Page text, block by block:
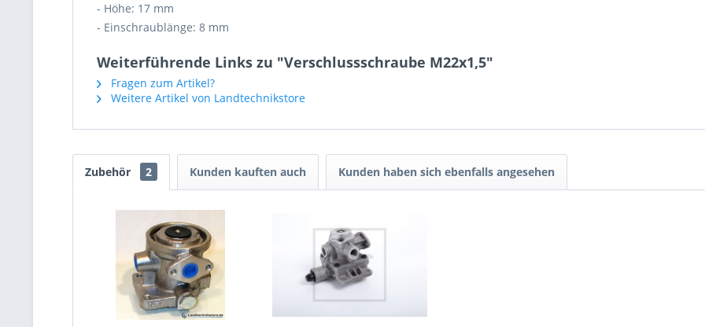
- Höhe: 17 mm
- Einschraublänge: 8 mm
Weiterführende Links zu "Verschlussschraube M22x1,5"
Fragen zum Artikel?
Weitere Artikel von Landtechnikstore
Zubehör 2 Kunden kauften auch Kunden haben sich ebenfalls angesehen